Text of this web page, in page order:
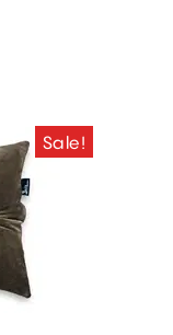
Sale!